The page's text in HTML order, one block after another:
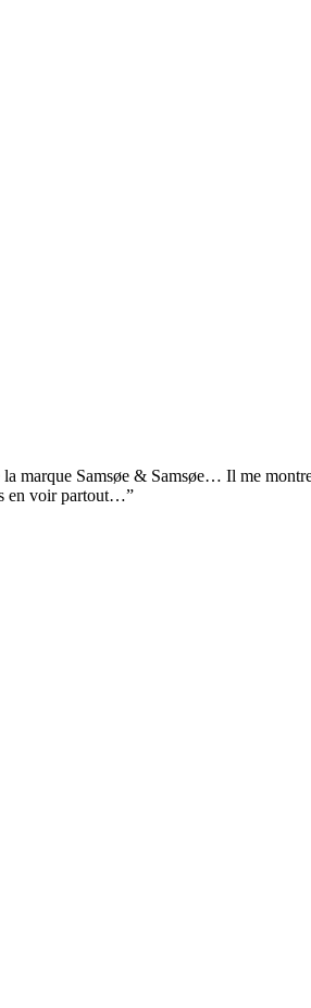
marque Samsøe & Samsøe… Il me
en voir partout…”